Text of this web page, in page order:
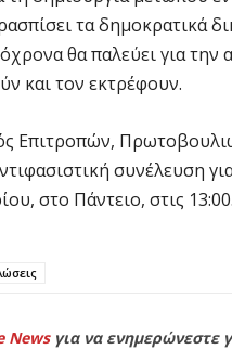
τα δημοκρατικά
θα παλεύει για
και τον εκτρέφουν.
Επιτροπών,
συνέλευση
στο Πάντειο, στις 13:00.
Newsγια να ενημερώνεστε